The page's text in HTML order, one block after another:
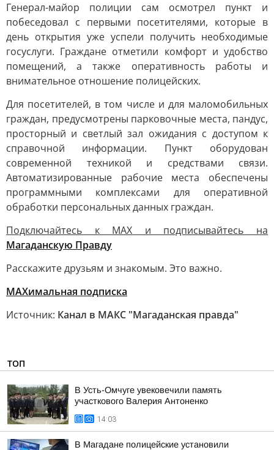
Генерал-майор полиции сам осмотрел пункт и
побеседовал с первыми посетителями, которые в
день открытия уже успели получить необходимые
госуслуги. Граждане отметили комфорт и удобство
помещений, а также оперативность работы и
внимательное отношение полицейских.
Для посетителей, в том числе и для маломобильных
граждан, предусмотрены парковочные места, пандус,
просторный и светлый зал ожидания с доступом к
справочной информации. Пункт оборудован
современной техникой и средствами связи.
Автоматизированные рабочие места обеспечены
программными комплексами для оперативной
обработки персональных данных граждан.
Подключайтесь к MAX и подписывайтесь на
Магаданскую Правду
Расскажите друзьям и знакомым. Это важно.
МАХимальная подписка
Источник: Канал в МАКС "Магаданская правда"
ТОП
В Усть-Омчуге увековечили память
участкового Валерия Антоненко
14:03
В Магадане полицейские установили